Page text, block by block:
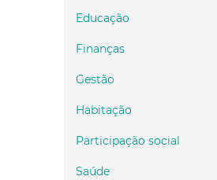
Educação
Finanças
Gestão
Habitação
Participação social
Saúde